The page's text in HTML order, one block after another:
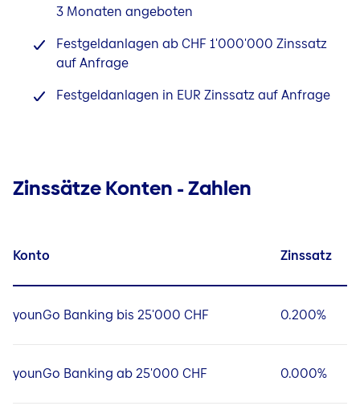
3 Monaten angeboten
Festgeldanlagen ab CHF 1'000'000 Zinssatz
auf Anfrage
Festgeldanlagen in EUR Zinssatz auf Anfrage
Zinssätze Konten - Zahlen
Konto Zinssatz
younGo Banking bis 25'000 CHF 0.200%
younGo Banking ab 25'000 CHF 0.000%